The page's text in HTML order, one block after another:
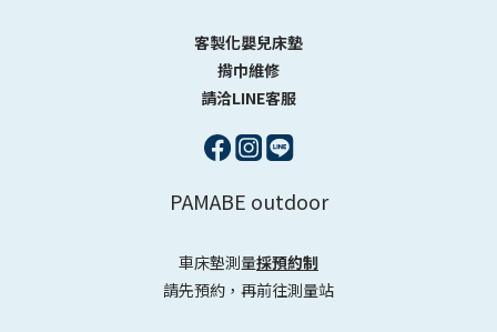
客製化嬰兒床墊
揹巾維修
請洽LINE客服
PAMABE outdoor
車床墊測量採預約制
請先預約，再前往測量站